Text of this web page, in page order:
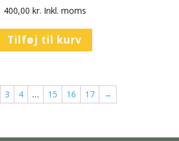
400,00 kr. Inkl. moms
Tilføj til kurv
3 4 … 15 16 17 →